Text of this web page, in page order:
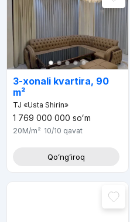
3-xonali kvartira, 90
m²
TJ «Usta Shirin»
1 769 000 000 soʻm
20M/m² 10/10 qavat
Qoʻngʻiroq